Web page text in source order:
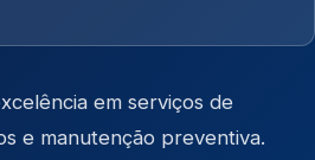
em serviços de
e manutenção preventiva.